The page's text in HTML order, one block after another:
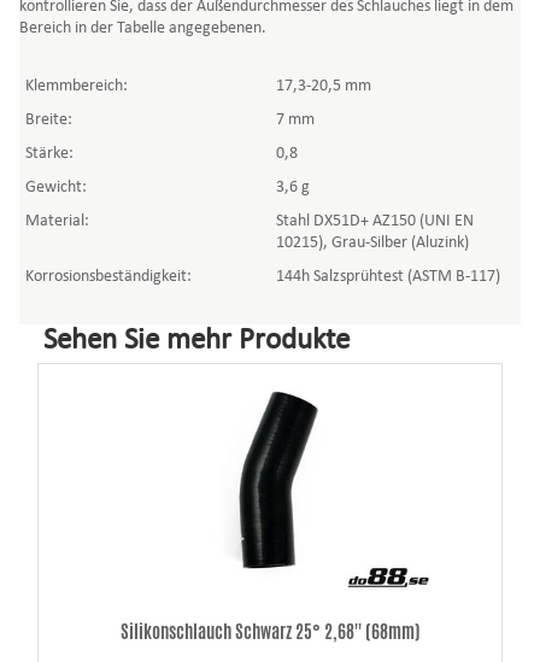
kontrollieren Sie, dass der Außendurchmesser des Schlauches liegt in dem
Bereich in der Tabelle angegebenen.
Klemmbereich:
17,3-20,5 mm
Breite:
7 mm
Stärke:
0,8
Gewicht:
3,6 g
Material:
Stahl DX51D+ AZ150 (UNI EN
10215), Grau-Silber (Aluzink)
Korrosionsbeständigkeit:
144h Salzsprühtest (ASTM B-117)
Sehen Sie mehr Produkte
Silikonschlauch Schwarz 25° 2,68'' (68mm)